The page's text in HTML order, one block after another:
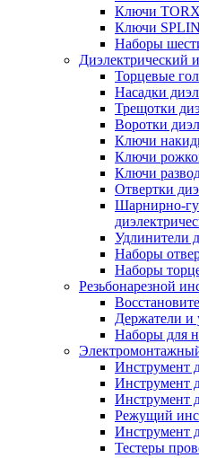
Ключи
Ключи
Наборы
Диэлектрический
Торцевые
Насадки
Трещотки
Воротки
Ключи
Ключи
Ключи
Отвертки
Шарнирно-
Удлинители
Наборы
Наборы
Резьбонарезной
Держатели и
Наборы для
Инструмент
Инструмент
Инструмент
Режущий
Инструмент
Тестеры